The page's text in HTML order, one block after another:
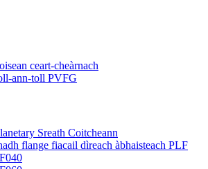
ceart-cheàrnach
ann-toll PVFG
Sreath Coitcheann
flange fiacail dìreach àbhaisteach PLF